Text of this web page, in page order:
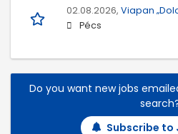
02.08.2026, Viapan
Pécs
Do you want new jobs
Subscribe to